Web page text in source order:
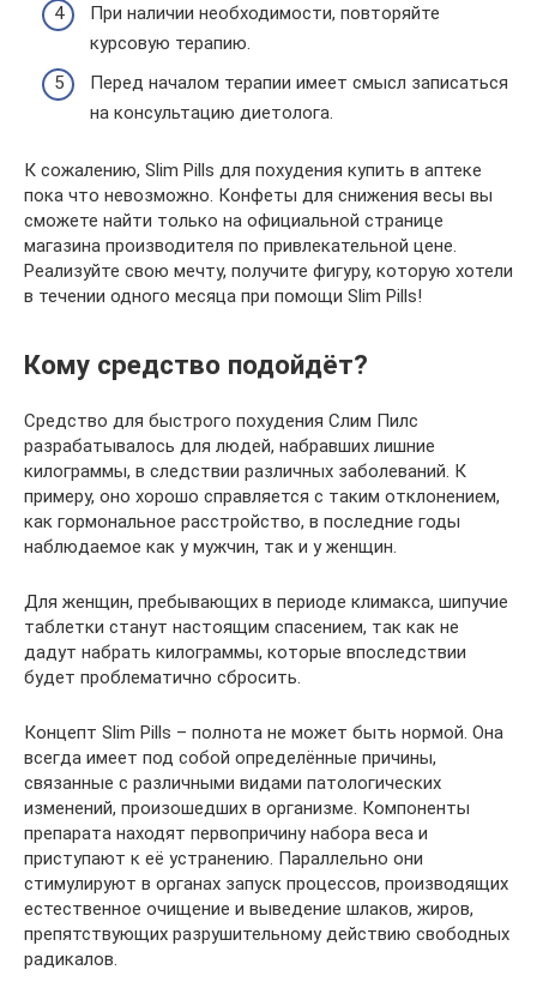
При наличии необходимости, повторяйте
курсовую терапию.
Перед началом терапии имеет смысл записаться
на консультацию диетолога.
К сожалению, Slim Pills для похудения купить в аптеке
пока что невозможно. Конфеты для снижения весы вы
сможете найти только на официальной странице
магазина производителя по привлекательной цене.
Реализуйте свою мечту, получите фигуру, которую хотели
в течении одного месяца при помощи Slim Pills!
Кому средство подойдёт?
Средство для быстрого похудения Слим Пилс
разрабатывалось для людей, набравших лишние
килограммы, в следствии различных заболеваний. К
примеру, оно хорошо справляется с таким отклонением,
как гормональное расстройство, в последние годы
наблюдаемое как у мужчин, так и у женщин.
Для женщин, пребывающих в периоде климакса, шипучие
таблетки станут настоящим спасением, так как не
дадут набрать килограммы, которые впоследствии
будет проблематично сбросить.
Концепт Slim Pills – полнота не может быть нормой. Она
всегда имеет под собой определённые причины,
связанные с различными видами патологических
изменений, произошедших в организме. Компоненты
препарата находят первопричину набора веса и
приступают к её устранению. Параллельно они
стимулируют в органах запуск процессов, производящих
естественное очищение и выведение шлаков, жиров,
препятствующих разрушительному действию свободных
радикалов.